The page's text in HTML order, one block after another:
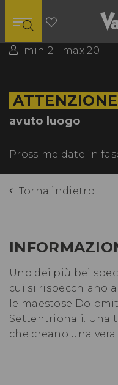
8 ore
min 2 - max 20
avuto luogo
Prossime date in
Torna indietro
Uno dei più bei
cui si rispecchiano
le maestose
Settentrionali. Una
che creano una vera